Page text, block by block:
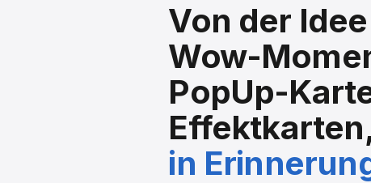
Von der
Wow-
PopUp-
in